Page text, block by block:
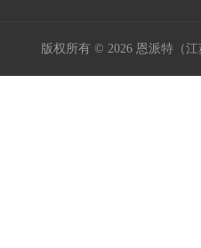
版权所有 © 2026 恩派特（